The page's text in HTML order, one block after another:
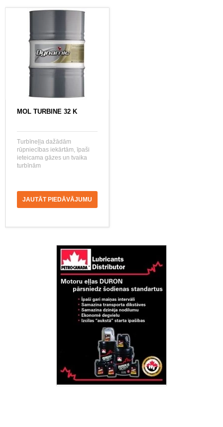
MOL TURBINE 32 K
Turbīneļļa dažādām
rūpniecības iekārtām, īpaši
ieteicama gāzes un tvaika
turbīnām
JAUTĀT PIEDĀVĀJUMU